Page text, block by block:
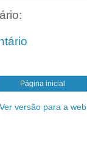
Página inicial
Ver versão para a web